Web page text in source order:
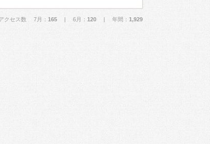
クセス数 7月： 165 | 6月： 120 | 年間： 1,929